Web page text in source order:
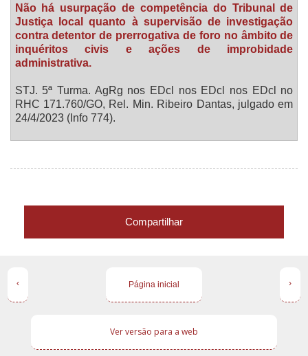
Não há usurpação de competência do Tribunal de
Justiça local quanto à supervisão de investigação
contra detentor de prerrogativa de foro no âmbito de
inquéritos civis e ações de improbidade
administrativa.
STJ. 5ª Turma. AgRg nos EDcl nos EDcl nos EDcl no
RHC 171.760/GO, Rel. Min. Ribeiro Dantas, julgado em
24/4/2023 (Info 774).
Compartilhar
‹ ›
Página inicial
Ver versão para a web